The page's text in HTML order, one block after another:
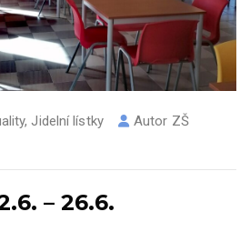
,Jidelní lístky Autor ZŠ
– 26.6.